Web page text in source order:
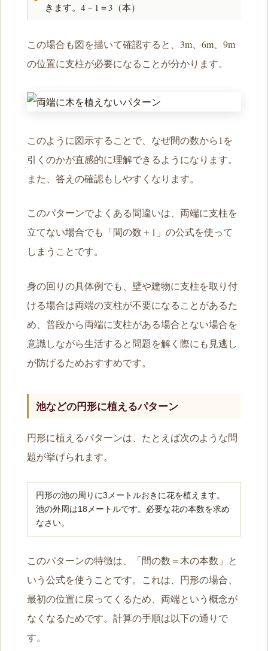
きます。4－1＝3（本）
この場合も図を描いて確認すると、3m、6m、9m
の位置に支柱が必要になることが分かります。
このように図示することで、なぜ間の数から1を
引くのかが直感的に理解できるようになります。
また、答えの確認もしやすくなります。
このパターンでよくある間違いは、両端に支柱を
立てない場合でも「間の数＋1」の公式を使って
しまうことです。
身の回りの具体例でも、壁や建物に支柱を取り付
ける場合は両端の支柱が不要になることがあるた
め、普段から両端に支柱がある場合とない場合を
意識しながら生活すると問題を解く際にも見逃し
が防げるためおすすめです。
池などの円形に植えるパターン
円形に植えるパターンは、たとえば次のような問
題が挙げられます。
円形の池の周りに3メートルおきに花を植えます。
池の外周は18メートルです。必要な花の本数を求め
なさい。
このパターンの特徴は、「間の数＝木の本数」と
いう公式を使うことです。これは、円形の場合、
最初の位置に戻ってくるため、両端という概念が
なくなるためです。計算の手順は以下の通りで
す。